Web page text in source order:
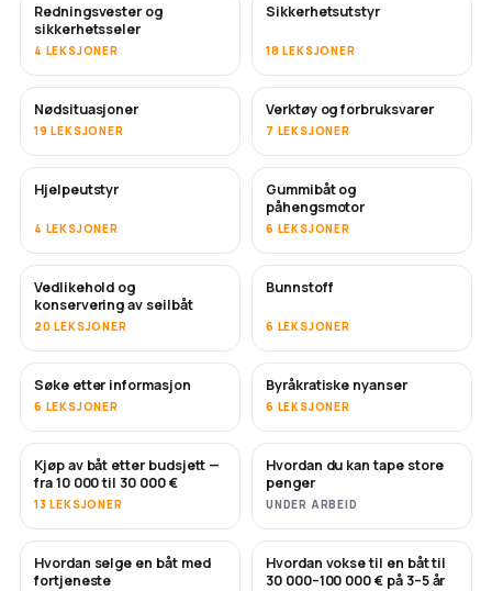
Redningsvester og
sikkerhetsseler
4 LEKSJONER
Sikkerhetsutstyr
18 LEKSJONER
Nødsituasjoner
19 LEKSJONER
Verktøy og forbruksvarer
7 LEKSJONER
Hjelpeutstyr
4 LEKSJONER
Gummibåt og
påhengsmotor
6 LEKSJONER
Vedlikehold og
konservering av seilbåt
20 LEKSJONER
SNART
Bunnstoff
6 LEKSJONER
Søke etter informasjon
6 LEKSJONER
Byråkratiske nyanser
6 LEKSJONER
SNART
Kjøp av båt etter budsjett —
fra 10 000 til 30 000 €
13 LEKSJONER
SNART
Hvordan du kan tape store
penger
UNDER ARBEID
NYTT
Hvordan selge en båt med
fortjeneste
NYTT
Hvordan vokse til en båt til
30 000–100 000 € på 3–5 år